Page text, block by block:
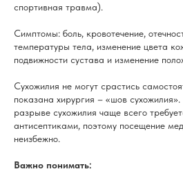
спортивная травма).
Симптомы: боль, кровотечение,
температуры тела, изменение цвета
подвижности сустава и изменение
Сухожилия не могут срастись
показана хирургия – «шов
разрыве сухожилия чаще всего
антисептиками, поэтому посещение
неизбежно.
Важно понимать: